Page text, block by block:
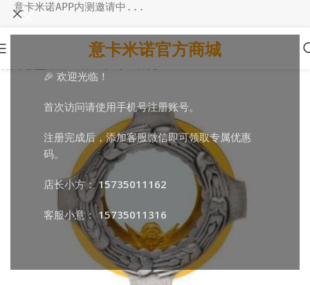
🎉 欢迎光临！
首次访问请使用手机号注册账号。
注册完成后，添加客服微信即可领取专属优惠
码。
店长小方：15735011162
客服小意：15735011316
意卡米诺APP内测邀请中...
意卡米诺官方商城